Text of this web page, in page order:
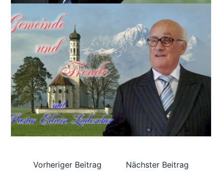
Vorheriger Beitrag Nächster Beitrag